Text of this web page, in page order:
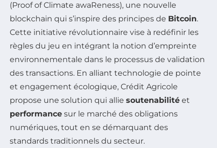
(Proof of Climate awaReness), une nouvelle
blockchain qui s’inspire des principes de Bitcoin.
Cette initiative révolutionnaire vise à redéfinir les
règles du jeu en intégrant la notion d’empreinte
environnementale dans le processus de validation
des transactions. En alliant technologie de pointe
et engagement écologique, Crédit Agricole
propose une solution qui allie soutenabilité et
performance sur le marché des obligations
numériques, tout en se démarquant des
standards traditionnels du secteur.